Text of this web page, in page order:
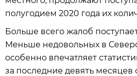
полугодием 2020 года их
Больше всего жалоб
Меньше недовольных в
особенно впечатляет
за последние девять месяцев